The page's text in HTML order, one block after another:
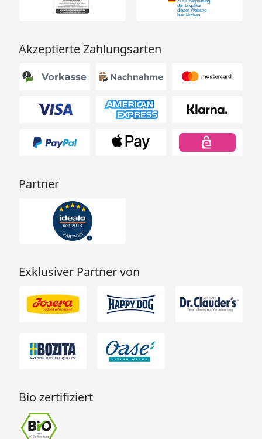
Akzeptierte Zahlungsarten
Partner
Exklusiver Partner von
Bio zertifiziert